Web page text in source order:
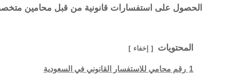
الحصول على استفسارات قانونية من قبل محامين
المحتويات إخفاء
1 رقم محامي للاستفسار القانوني في السعودية